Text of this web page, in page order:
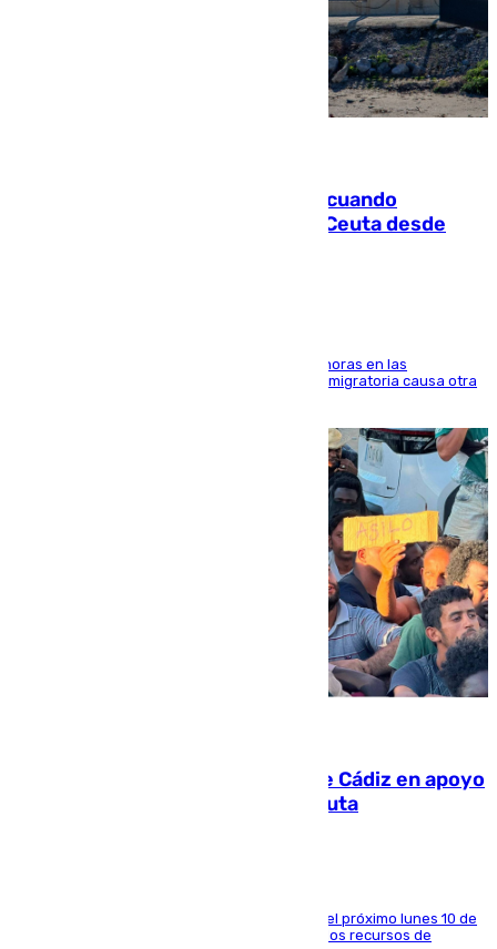
Fallece un joven tras caer al mar cuando
intentaba entrar en parapente a Ceuta desde
El accidente se produjo alrededor de las 8.00 horas en las
inmediaciones del espigón de Benzú y la crisis migratoria causa otra
CIES NO moviliza a la provincia de Cádiz en apoyo
a la respuesta humanitaria de Ceuta
La entidad social organiza una concentración el próximo lunes 10 de
agosto en Algeciras para exigir el refuerzo de los recursos de